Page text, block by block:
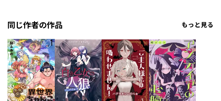
同じ作者の作品 もっと見る